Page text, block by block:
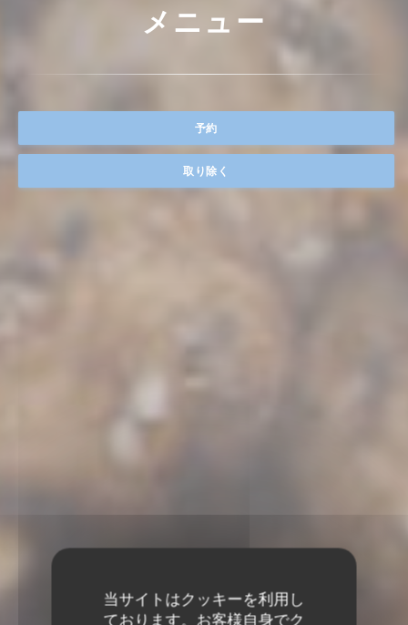
当サイトはクッキーを利用し
ております。お客様自身でク
メニュー
予約
取り除く